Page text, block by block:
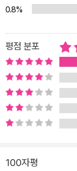
숨어 있다! 어떤 생
습니다. 하지만 지금
사실을 아는 사람은
는 물건인 스마트폰
공해 금속이나 플라
완제품을 만들 때까
아가게 하는 전기를
만 1천 리터의 물이,
숨겨져 있습니다. 이
지 않는 물을 ‘가상
0.8%
평점 분포
100자평